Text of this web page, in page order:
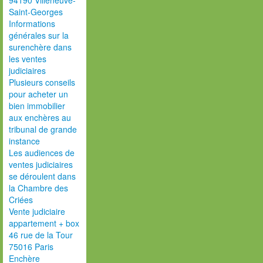
Saint-Georges
Informations
générales sur la
surenchère dans
les ventes
judiciaires
Plusieurs conseils
pour acheter un
bien immobilier
aux enchères au
tribunal de grande
instance
Les audiences de
ventes judiciaires
se déroulent dans
la Chambre des
Criées
Vente judiciaire
appartement + box
46 rue de la Tour
75016 Paris
Enchère